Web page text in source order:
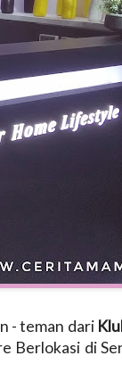
- teman dari
Berlokasi di